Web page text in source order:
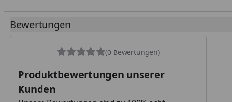
Bewertungen
(0 Bewertungen)
Produktbewertungen unserer
Kunden